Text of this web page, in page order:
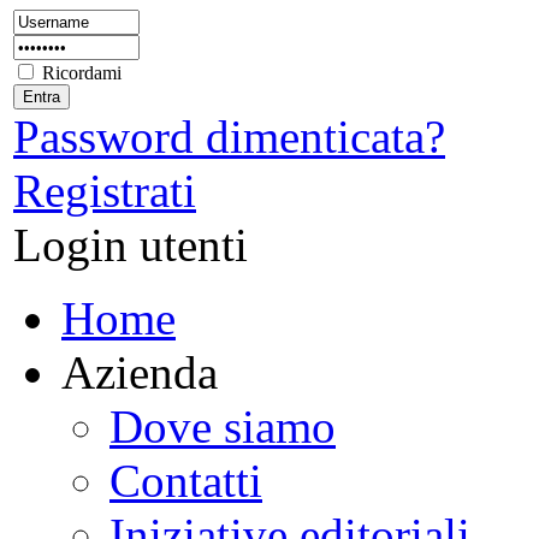
Ricordami
Password dimenticata?
Registrati
Login utenti
Home
Azienda
Dove siamo
Contatti